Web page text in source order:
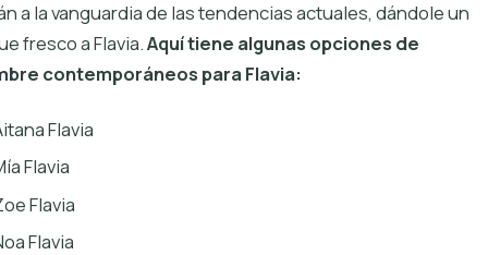
a la vanguardia de las tendencias actuales, dándole un
fresco a Flavia.Aquí tiene algunas opciones de
contemporáneos para Flavia:
Flavia
Flavia
Flavia
Flavia